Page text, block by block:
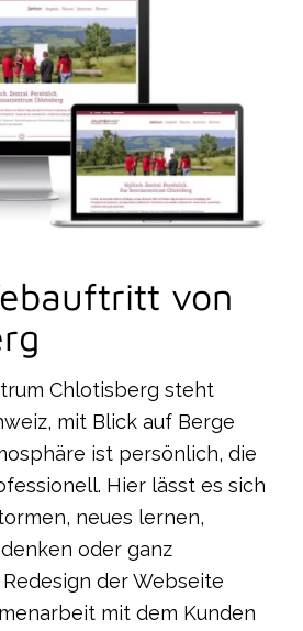
von
Chlotisberg steht
mit Blick auf Berge
ist persönlich, die
Hier lässt es sich
neues lernen,
oder ganz
der Webseite
mit dem Kunden